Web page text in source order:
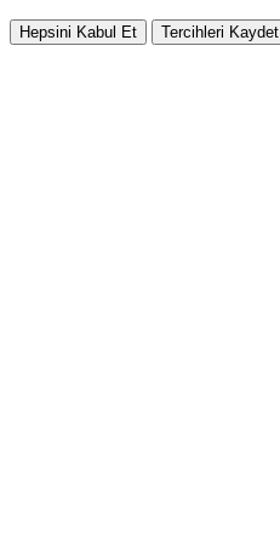
Hepsini Kabul Et Tercihleri Kaydet